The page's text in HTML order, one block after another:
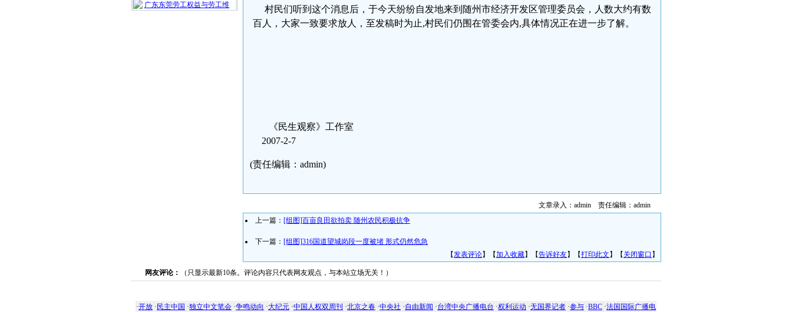
广东东莞劳工权益与劳工维
村民们听到这个消息后，于今天纷纷自发地来到随州市经济开发区管理委员会，人数大约有数
百人，大家一致要求放人，至发稿时为止,村民们仍围在管委会内,具体情况正在进一步了解。
《民生观察》工作室
2007-2-7
(责任编辑：admin)
文章录入：admin 责任编辑：admin
上一篇： [组图]百亩良田欲拍卖 随州农民积极抗争
下一篇： [组图]316国道望城岗段一度被堵 形式仍然危急
【发表评论】【加入收藏】【告诉好友】【打印此文 】【 关闭窗口 】
网友评论： （只显示最新10条。评论内容只代表网友观点，与本站立场无关！）
·开放 · 民主中国 ·独立中文笔会 ·争鸣动向 ·大纪元 ·中国人权双周刊 ·北京之春 ·中央社 ·自由新闻 ·台湾中央广播电台 ·权利运动 ·无国界记者 ·参与 ·BBC ·法国国际广播电